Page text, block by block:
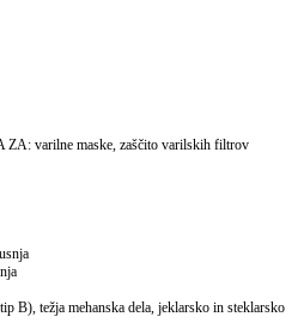
varilne maske, zaščito varilskih filtrov
B), težja mehanska dela, jeklarsko in steklarsko